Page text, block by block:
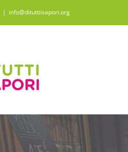
| info@dituttiisapori.org